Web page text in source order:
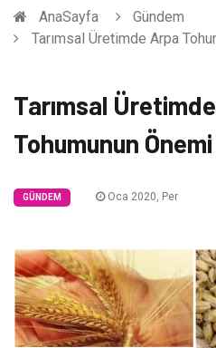
AnaSayfa
Gündem
Tarımsal Üretimde Arpa
Tarımsal
Tohumunun Önemi
GÜNDEM Oca 2020, Per